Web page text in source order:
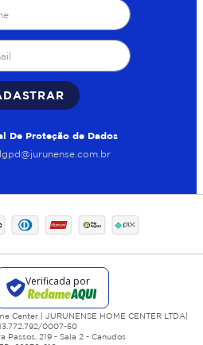
De Proteção de Dados
Center | JURUNENSE HOME CENTER LTDA|
0007-50
Passos, 219 - Sala 2 - Canudos